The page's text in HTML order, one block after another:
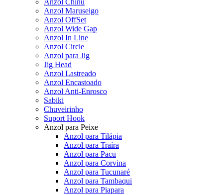
Anzol Chinu
Anzol Maruseigo
Anzol OffSet
Anzol Wide Gap
Anzol In Line
Anzol Circle
Anzol para Jig
Jig Head
Anzol Lastreado
Anzol Encastoado
Anzol Anti-Enrosco
Sabiki
Chuveirinho
Suport Hook
Anzol para Peixe
Anzol para Tilápia
Anzol para Traíra
Anzol para Pacu
Anzol para Corvina
Anzol para Tucunaré
Anzol para Tambaqui
Anzol para Piapara